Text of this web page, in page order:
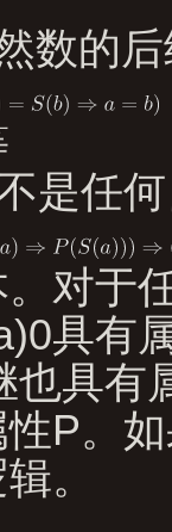
数的
是任
对于
具有
也具有
P。
。